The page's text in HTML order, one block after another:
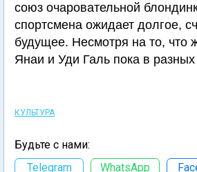
союз очаровательной
спортсмена ожидает долгое,
будущее. Несмотря на то, что
Янаи и Уди Галь пока в разных
КУЛЬТУРА
Будьте с нами:
Telegram
WhatsApp